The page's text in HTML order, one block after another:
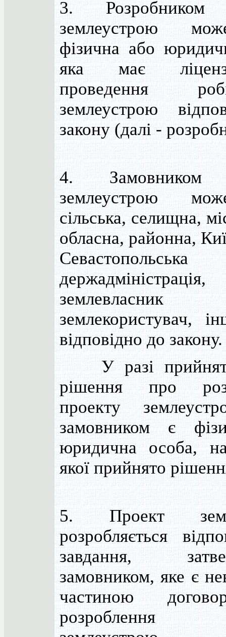
3. Розробником
землеустрою
фізична або
яка має
проведення
землеустрою
закону (далі -
4. Замовником
землеустрою
сільська, селищна,
обласна, районна,
держадміністрація,
землекористувач,
відповідно до закону.
У разі
рішення про
проекту
замовником є
юридична особа,
якої прийнято
5. Проект
розробляється
завдання,
замовником, яке є
частиною
розроблення